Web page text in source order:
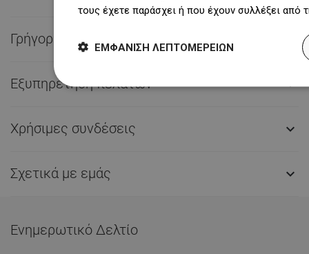
Γρήγορη επαφή
Εξυπηρέτηση πελατών 
Χρήσιμες συνδέσεις 
Σχετικά με εμάς 
Ενημερωτικό Δελτίο
τους έχετε παράσχει ή που έχουν συλλέξει
ΕΜΦΆΝΙΣΗ ΛΕΠΤΟΜΕΡΕΙΏΝ